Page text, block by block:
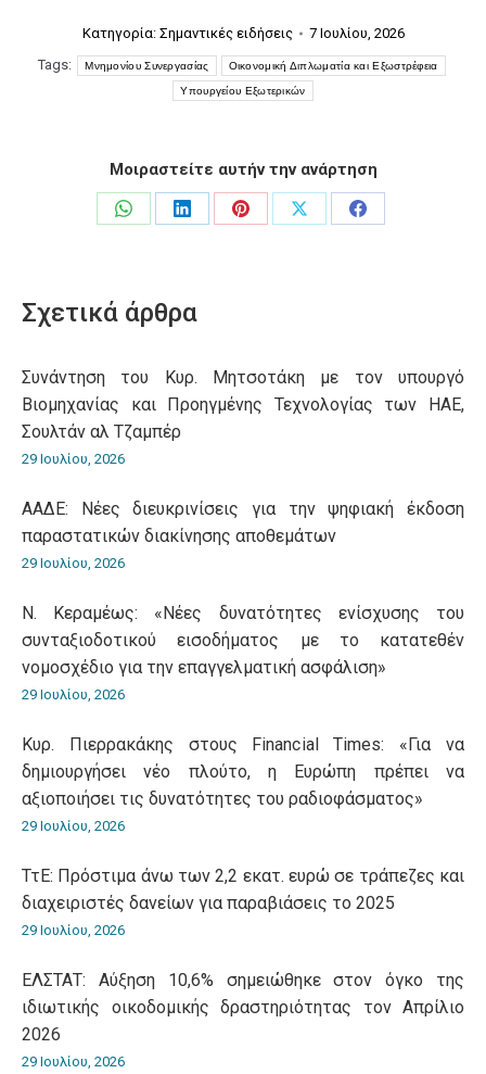
Κατηγορία: Σημαντικές ειδήσεις
7 Ιουλίου, 2026
Tags:
Μνημονίου Συνεργασίας Οικονομική Διπλωματία και Εξωστρέφεια
Υπουργείου Εξωτερικών
Μοιραστείτε αυτήν την ανάρτηση
Share
Share
Share
Share
Share
Σχετικά άρθρα
Συνάντηση του Κυρ. Μητσοτάκη με τον υπουργό
Βιομηχανίας και Προηγμένης Τεχνολογίας των ΗΑΕ,
Σουλτάν αλ Τζαμπέρ
29 Ιουλίου, 2026
ΑΑΔΕ: Νέες διευκρινίσεις για την ψηφιακή έκδοση
παραστατικών διακίνησης αποθεμάτων
29 Ιουλίου, 2026
Ν. Κεραμέως: «Νέες δυνατότητες ενίσχυσης του
συνταξιοδοτικού εισοδήματος με το κατατεθέν
νομοσχέδιο για την επαγγελματική ασφάλιση»
29 Ιουλίου, 2026
Κυρ. Πιερρακάκης στους Financial Times: «Για να
δημιουργήσει νέο πλούτο, η Ευρώπη πρέπει να
αξιοποιήσει τις δυνατότητες του ραδιοφάσματος»
29 Ιουλίου, 2026
ΤτΕ: Πρόστιμα άνω των 2,2 εκατ. ευρώ σε τράπεζες και
διαχειριστές δανείων για παραβιάσεις το 2025
29 Ιουλίου, 2026
ΕΛΣΤΑΤ: Αύξηση 10,6% σημειώθηκε στον όγκο της
ιδιωτικής οικοδομικής δραστηριότητας τον Απρίλιο
2026
29 Ιουλίου, 2026